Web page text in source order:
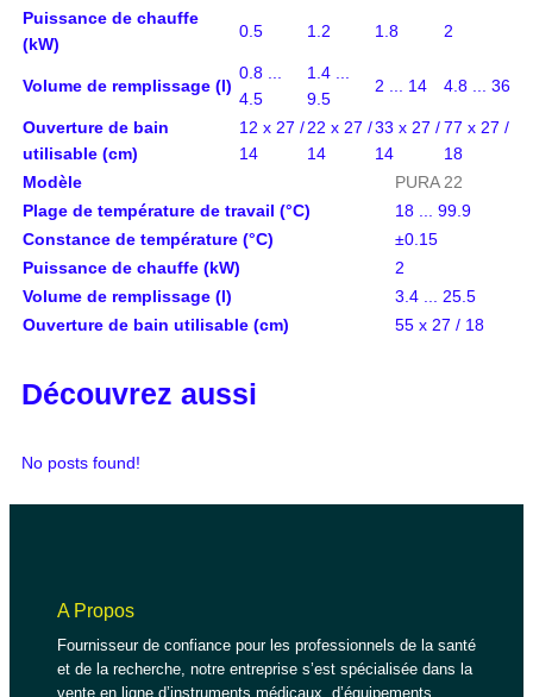
Puissance de chauffe
(kW)
0.5 1.2 1.8 2
Volume de remplissage (l)
0.8 ...
4.5
1.4 ...
9.5
2 ... 14 4.8 ... 36
Ouverture de bain
utilisable (cm)
12 x 27 /
14
22 x 27 /
14
33 x 27 /
14
77 x 27 /
18
Modèle
PURA 22
Plage de température de travail (°C)
18 ... 99.9
Constance de température (°C)
±0.15
Puissance de chauffe (kW)
2
Volume de remplissage (l)
3.4 ... 25.5
Ouverture de bain utilisable (cm)
55 x 27 / 18
Découvrez aussi
No posts found!
A Propos
Fournisseur de confiance pour les professionnels de la santé
et de la recherche, notre entreprise s’est spécialisée dans la
vente en ligne d’instruments médicaux, d’équipements